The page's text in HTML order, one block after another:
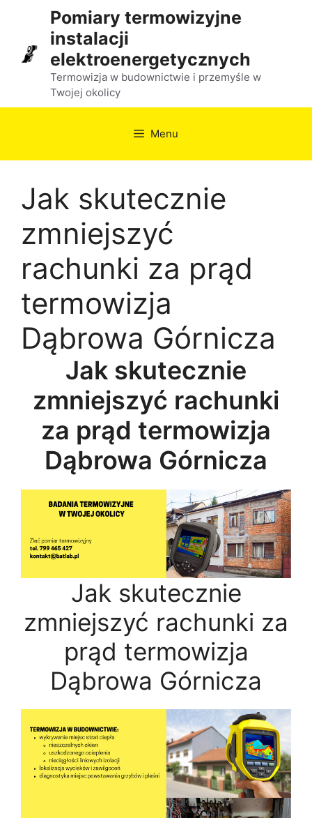
treści
Pomiary termowizyjne
instalacji
elektroenergetycznych
Termowizja w budownictwie i przemyśle w
Twojej okolicy
Menu
Jak skutecznie
zmniejszyć
rachunki za prąd
termowizja
Dąbrowa Górnicza
Jak skutecznie
zmniejszyć rachunki
za prąd termowizja
Dąbrowa Górnicza
Jak skutecznie
zmniejszyć rachunki za
prąd termowizja
Dąbrowa Górnicza